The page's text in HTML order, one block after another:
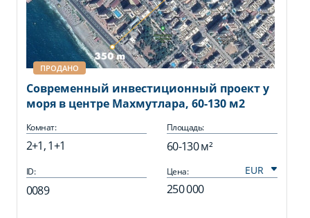
ПРОДАНО
Cовременный инвестиционный проект у
моря в центре Махмутлара, 60-130 м2
Комнат:
2+1, 1+1
Площадь:
60-130 м²
ID:
0089
Цена:
250 000